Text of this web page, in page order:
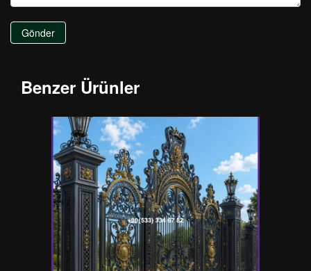
Gönder
Benzer Ürünler